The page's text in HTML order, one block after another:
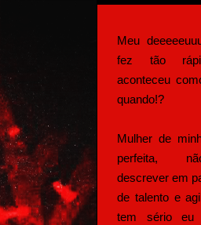
Meu
fez tão
aconteceu
quando!?
Mulher de
perfeita,
descrever em
de talento e
tem sério eu